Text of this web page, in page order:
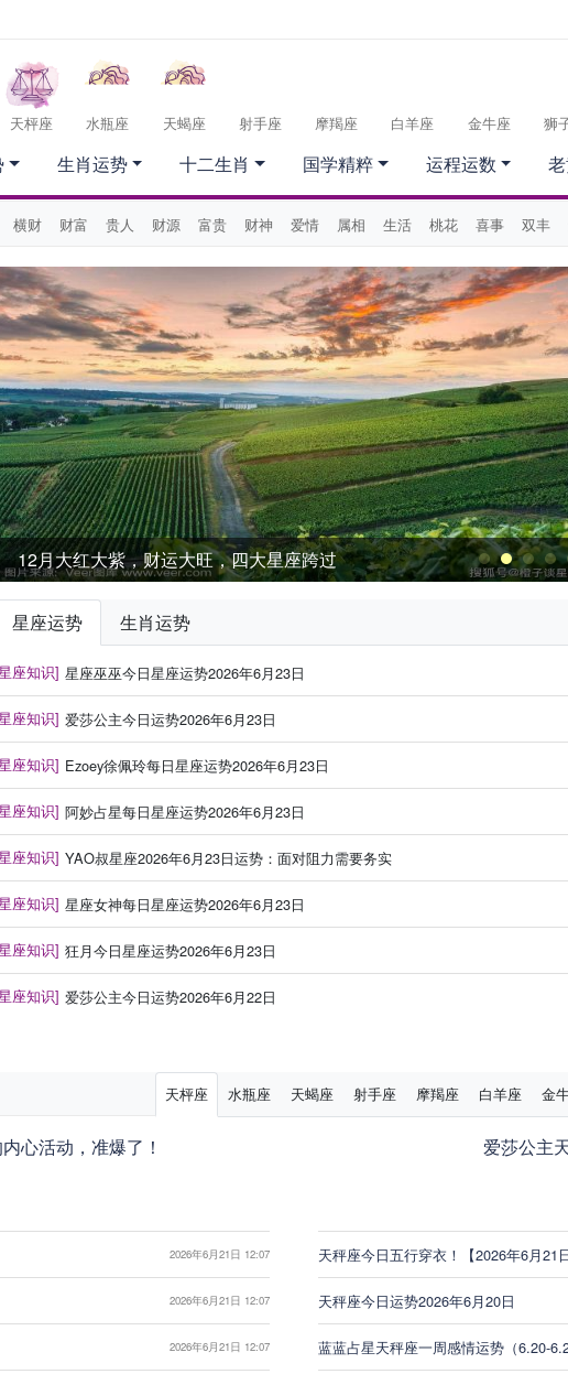
天枰座 水瓶座 天蝎座 射手座 摩羯座 白羊座 金牛座 狮
横财 财富 贵人 财源 富贵 财神 爱情 属相 生活 桃花 喜事 双丰
生肖运势 十二生肖 国学精粹 运程运数
12月大红大紫，财运大旺，四大星座跨过
星座运势 生肖运势
座知识] 星座巫巫今日星座运势2026年6月23日
座知识] 爱莎公主今日运势2026年6月23日
座知识] Ezoey徐佩玲每日星座运势2026年6月23日
座知识] 阿妙占星每日星座运势2026年6月23日
座知识] YAO叔星座2026年6月23日运势：面对阻力需要务实
座知识] 星座女神每日星座运势2026年6月23日
座知识] 狂月今日星座运势2026年6月23日
座知识] 爱莎公主今日运势2026年6月22日
天枰座 水瓶座 天蝎座 射手座 摩羯座 白羊座 金
心活动，准爆了！ 爱莎公主
2026年6月21日 12:07 天秤座今日五行穿衣！【2026年6月21日
2026年6月21日 12:07 天秤座今日运势2026年6月20日
2026年6月21日 12:07 蓝蓝占星天秤座一周感情运势（6.20-